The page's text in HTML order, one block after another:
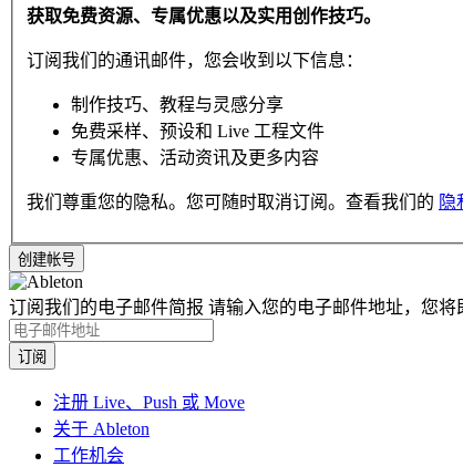
获取免费资源、专属优惠以及实用创作技巧。
订阅我们的通讯邮件，您会收到以下信息：
制作技巧、教程与灵感分享
免费采样、预设和 Live 工程文件
专属优惠、活动资讯及更多内容
我们尊重您的隐私。您可随时取消订阅。查看我们的 隐
订阅我们的电子邮件简报 请输入您的电子邮件地址，您将
注册 Live、Push 或 Move
关于 Ableton
工作机会